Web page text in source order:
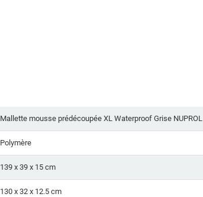
Mallette mousse prédécoupée XL Waterproof Grise NUPROL
Polymère
139 x 39 x 15 cm
130 x 32 x 12.5 cm